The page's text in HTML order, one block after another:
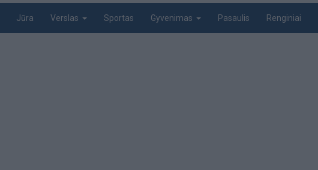
top
Jūra Verslas Sportas Gyvenimas Pasaulis Renginiai